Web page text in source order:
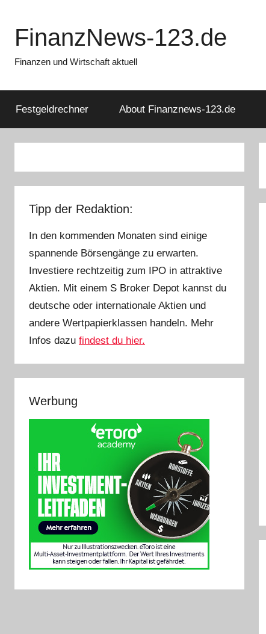
springen
FinanzNews-123.de
Finanzen und Wirtschaft aktuell
Festgeldrechner About Finanznews-123.de
Tipp der Redaktion:
In den kommenden Monaten sind einige
spannende Börsengänge zu erwarten.
Investiere rechtzeitig zum IPO in attraktive
Aktien. Mit einem S Broker Depot kannst du
deutsche oder internationale Aktien und
andere Wertpapierklassen handeln. Mehr
Infos dazu findest du hier.
Werbung